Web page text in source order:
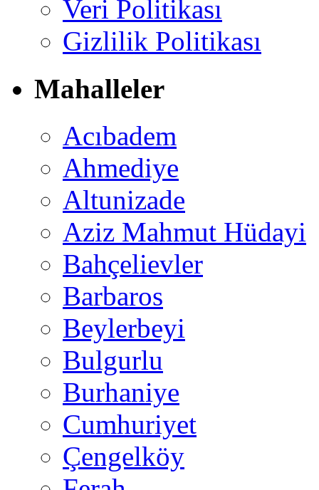
Veri Politikası
Gizlilik Politikası
Mahalleler
Acıbadem
Ahmediye
Altunizade
Aziz Mahmut Hüdayi
Bahçelievler
Barbaros
Beylerbeyi
Bulgurlu
Burhaniye
Cumhuriyet
Çengelköy